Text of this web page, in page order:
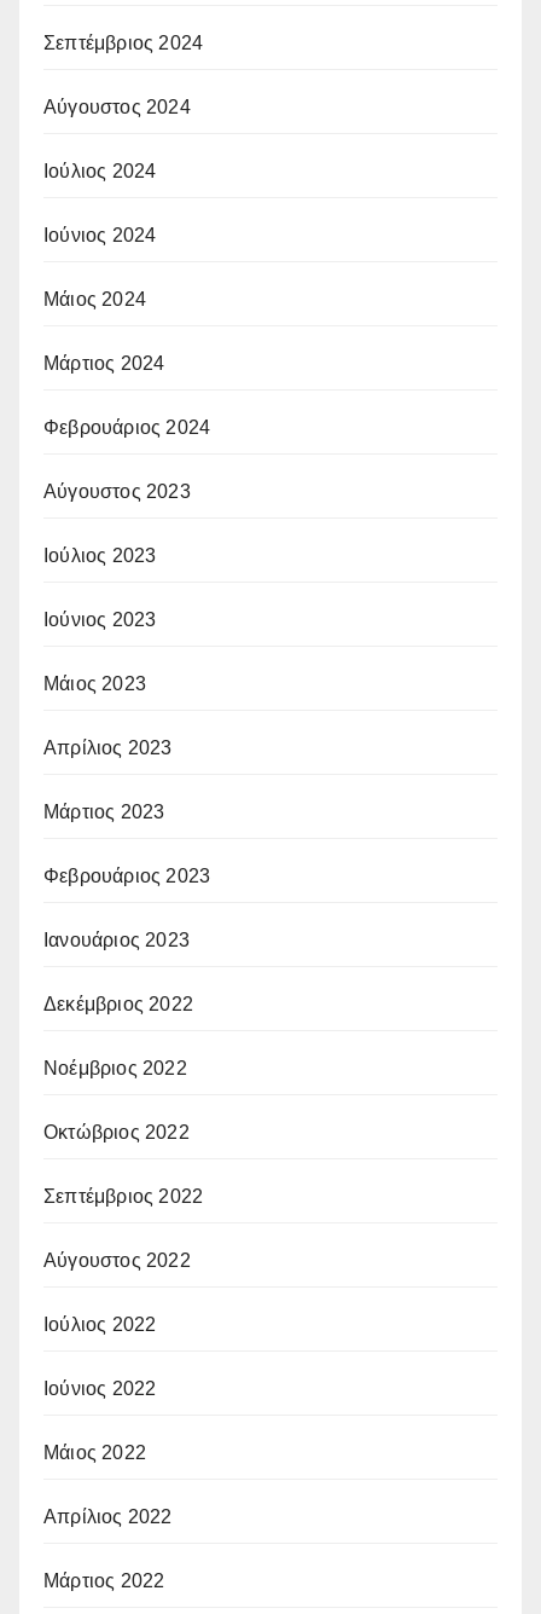
Σεπτέμβριος 2024
Αύγουστος 2024
Ιούλιος 2024
Ιούνιος 2024
Μάιος 2024
Μάρτιος 2024
Φεβρουάριος 2024
Αύγουστος 2023
Ιούλιος 2023
Ιούνιος 2023
Μάιος 2023
Απρίλιος 2023
Μάρτιος 2023
Φεβρουάριος 2023
Ιανουάριος 2023
Δεκέμβριος 2022
Νοέμβριος 2022
Οκτώβριος 2022
Σεπτέμβριος 2022
Αύγουστος 2022
Ιούλιος 2022
Ιούνιος 2022
Μάιος 2022
Απρίλιος 2022
Μάρτιος 2022